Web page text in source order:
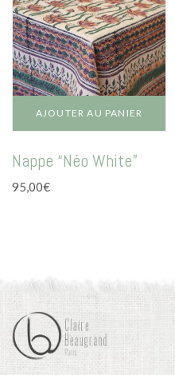
AJOUTER AU PANIER
Nappe “Néo White”
95,00€